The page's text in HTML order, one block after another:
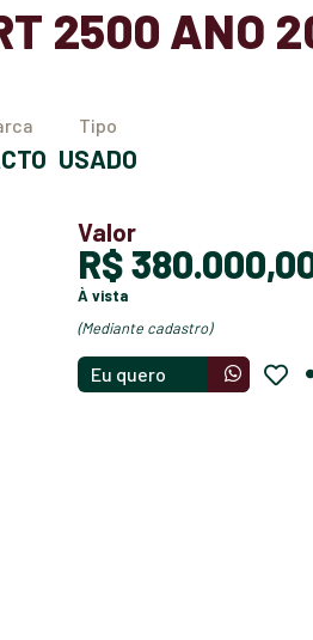
2500 ANO
Tipo
USADO
Valor
R$
à vista
(mediante cadastro)
Eu quero